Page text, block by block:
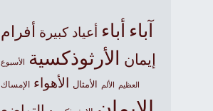
آباء أباء أعياد كبيرة أفرام
إيمان الأرثوذكسية الأسبوع
العظيم الألم الأمثال الأهواء الإمساك